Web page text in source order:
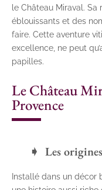
le Château Miraval.
éblouissants et des
faire. Cette aventure
excellence, ne peut
papilles.
Le Château
Provence
Les
Installé dans un décor